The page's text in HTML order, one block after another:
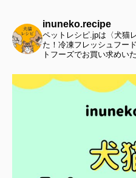
inuneko.recipe
ペットレシピ.jpは〈犬猫
た！冷凍フレッシュフー
トフーズでお買い求めい